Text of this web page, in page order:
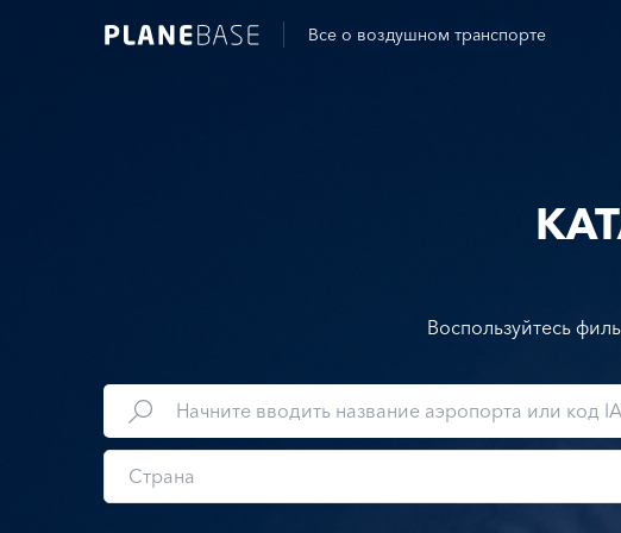
Все о воздушном транспорте
Воспользуйтесь